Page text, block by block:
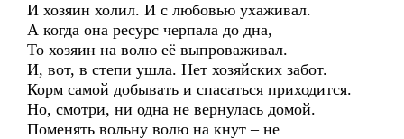
И хозяин холил. И с любовью ухаживал.
А когда она ресурс черпала до дна,
То хозяин на волю её выпроваживал.
И, вот, в степи ушла. Нет хозяйских забот.
Корм самой добывать и спасаться приходится.
Но, смотри, ни одна не вернулась домой.
Поменять вольну волю на кнут – не